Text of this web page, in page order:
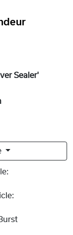
Sealer'